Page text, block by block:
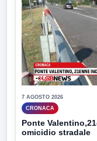
7 AGOSTO 2026
CRONACA
Ponte
omicidio stradale